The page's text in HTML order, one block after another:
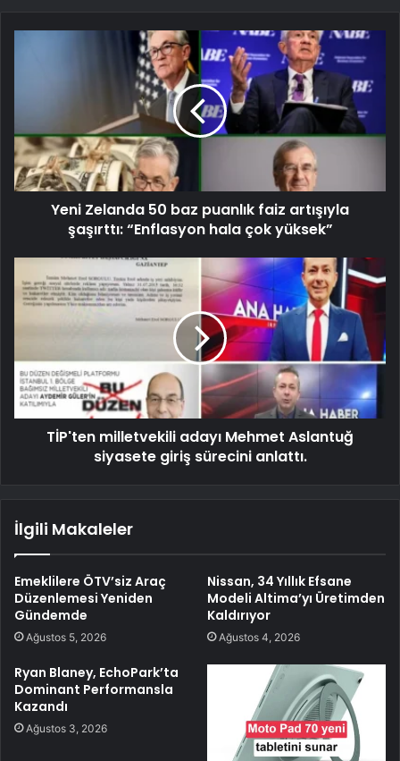
Yeni Zelanda 50 baz puanlık faiz artışıyla
şaşırttı: “Enflasyon hala çok yüksek”
TİP'ten milletvekili adayı Mehmet Aslantuğ
siyasete giriş sürecini anlattı.
İlgili Makaleler
Emeklilere ÖTV’siz Araç
Düzenlemesi Yeniden
Gündemde
Ağustos 5, 2026
Nissan, 34 Yıllık Efsane
Modeli Altima’yı Üretimden
Kaldırıyor
Ağustos 4, 2026
Ryan Blaney, EchoPark’ta
Dominant Performansla
Kazandı
Ağustos 3, 2026